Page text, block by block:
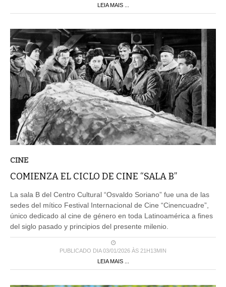
LEIA MAIS ...
CINE
COMIENZA EL CICLO DE CINE “SALA B”
La sala B del Centro Cultural “Osvaldo Soriano” fue una de las
sedes del mítico Festival Internacional de Cine “Cinencuadre”,
único dedicado al cine de género en toda Latinoamérica a fines
del siglo pasado y principios del presente milenio.
PUBLICADO DIA 03/01/2026 ÀS 21H13MIN
LEIA MAIS ...